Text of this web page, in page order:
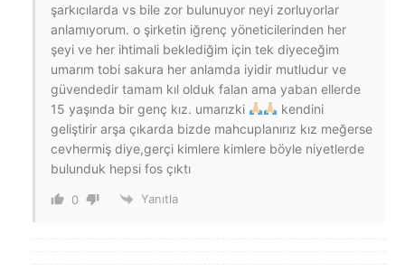
şarkıcılarda vs bile zor bulunuyor neyi zorluyorlar
anlamıyorum. o şirketin iğrenç yöneticilerinden her
şeyi ve her ihtimali beklediğim için tek diyeceğim
umarım tobi sakura her anlamda iyidir mutludur ve
güvendedir tamam kıl olduk falan ama yaban ellerde
15 yaşında bir genç kız. umarızki
kendini
geliştirir arşa çıkarda bizde mahcuplanırız kız meğerse
cevhermiş diye,gerçi kimlere kimlere böyle niyetlerde
bulunduk hepsi fos çıktı
0 Yanıtla